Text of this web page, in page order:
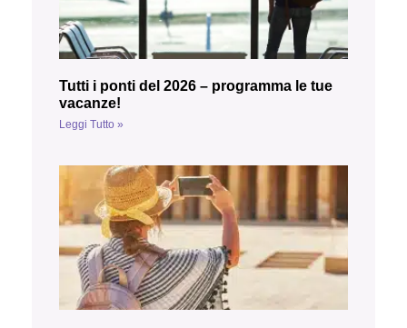
Tutti i ponti del 2026 – programma le tue
vacanze!
Leggi Tutto »